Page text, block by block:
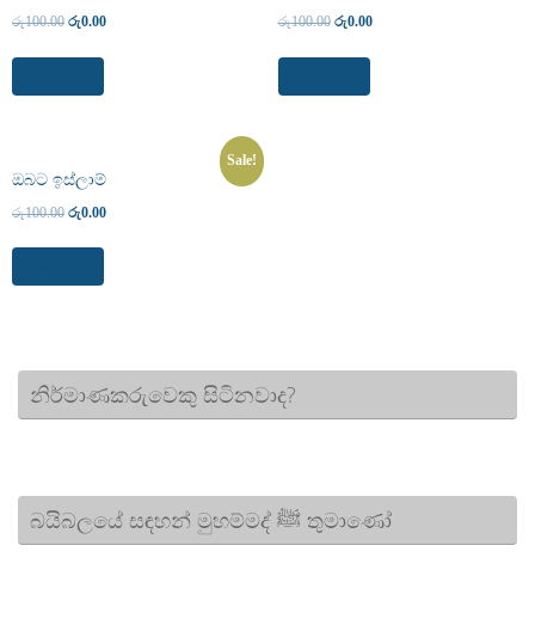
රු100.00 රු0.00 රු100.00 රු0.00
Sale!
ඔබට ඉස්ලාම්
රු100.00 රු0.00
නිර්මාණකරුවෙකු සිටිනවාද?
බයිබලයේ සඳහන් මුහම්මද් ﷺ තුමාණෝ